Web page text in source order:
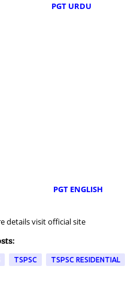
PGT URDU
PGT ENGLISH
details visit official site
TSPSC TSPSC RESIDENTIAL